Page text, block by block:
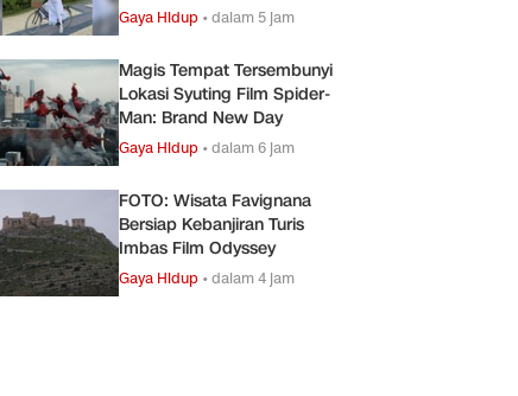
Gaya Hidup •dalam 5 jam
Magis Tempat Tersembunyi
Lokasi Syuting Film Spider-
Man: Brand New Day
Gaya Hidup •dalam 6 jam
FOTO: Wisata Favignana
Bersiap Kebanjiran Turis
Imbas Film Odyssey
Gaya Hidup •dalam 4 jam